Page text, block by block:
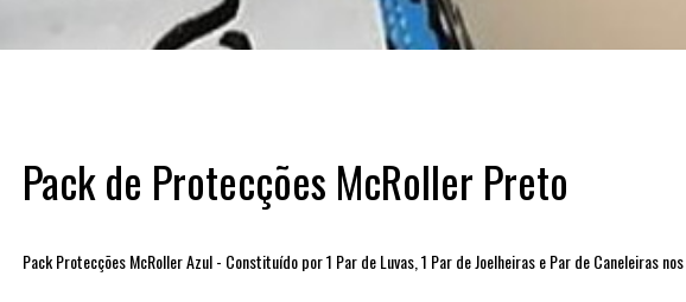
Pack de Protecções McRoller Preto
Pack Protecções McRoller Azul - Constituído por 1 Par de Luvas, 1 Par de Joelheiras e Par de Caneleiras